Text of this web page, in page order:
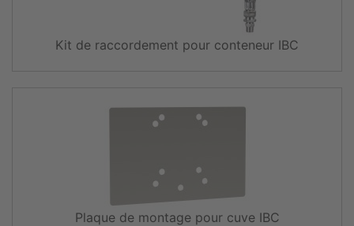
Kit de raccordement pour conteneur IBC
Plaque de montage pour cuve IBC